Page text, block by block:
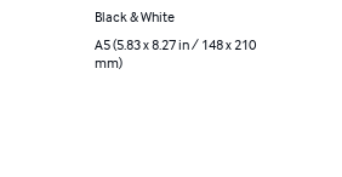
Black & White
A5 (5.83 x 8.27 in / 148 x 210
mm)